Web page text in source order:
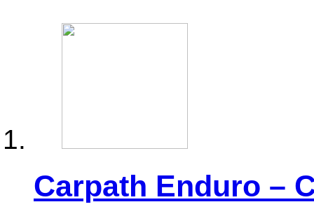
Carpath Enduro –